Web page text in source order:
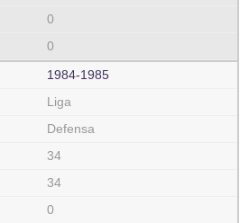
0
0
1984‑1985
Liga
Defensa
34
34
0